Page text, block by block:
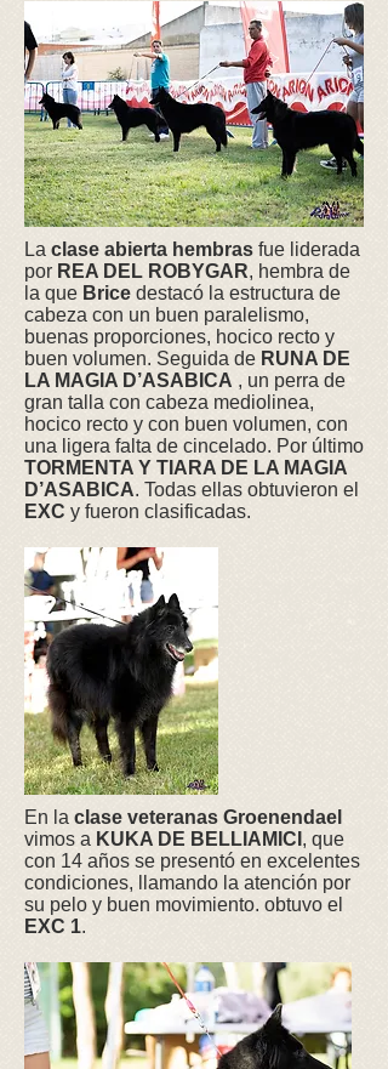
La clase abierta hembras fue liderada
por REA DEL ROBYGAR, hembra de
la que Brice destacó la estructura de
cabeza con un buen paralelismo,
buenas proporciones, hocico recto y
buen volumen. Seguida de RUNA DE
LA MAGIA D’ASABICA , un perra de
gran talla con cabeza mediolinea,
hocico recto y con buen volumen, con
una ligera falta de cincelado. Por último
TORMENTA Y TIARA DE LA MAGIA
D’ASABICA. Todas ellas obtuvieron el
EXC y fueron clasificadas.
En la clase veteranas Groenendael
vimos a KUKA DE BELLIAMICI , que
con 14 años se presentó en excelentes
condiciones, llamando la atención por
su pelo y buen movimiento. obtuvo el
EXC 1.